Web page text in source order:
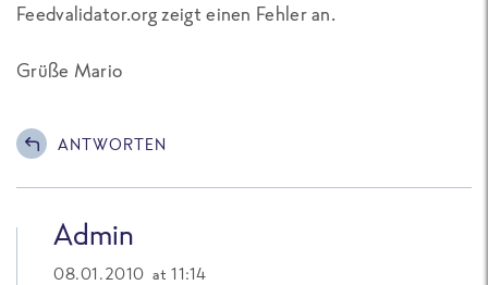
Feedvalidator.org zeigt einen Fehler an.
Grüße Mario
ANTWORTEN
Admin
08.01.2010 at 11:14